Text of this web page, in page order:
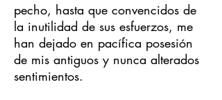
pecho, hasta que convencidos de
la inutilidad de sus esfuerzos, me
han dejado en pacífica posesión
de mis antiguos y nunca alterados
sentimientos.